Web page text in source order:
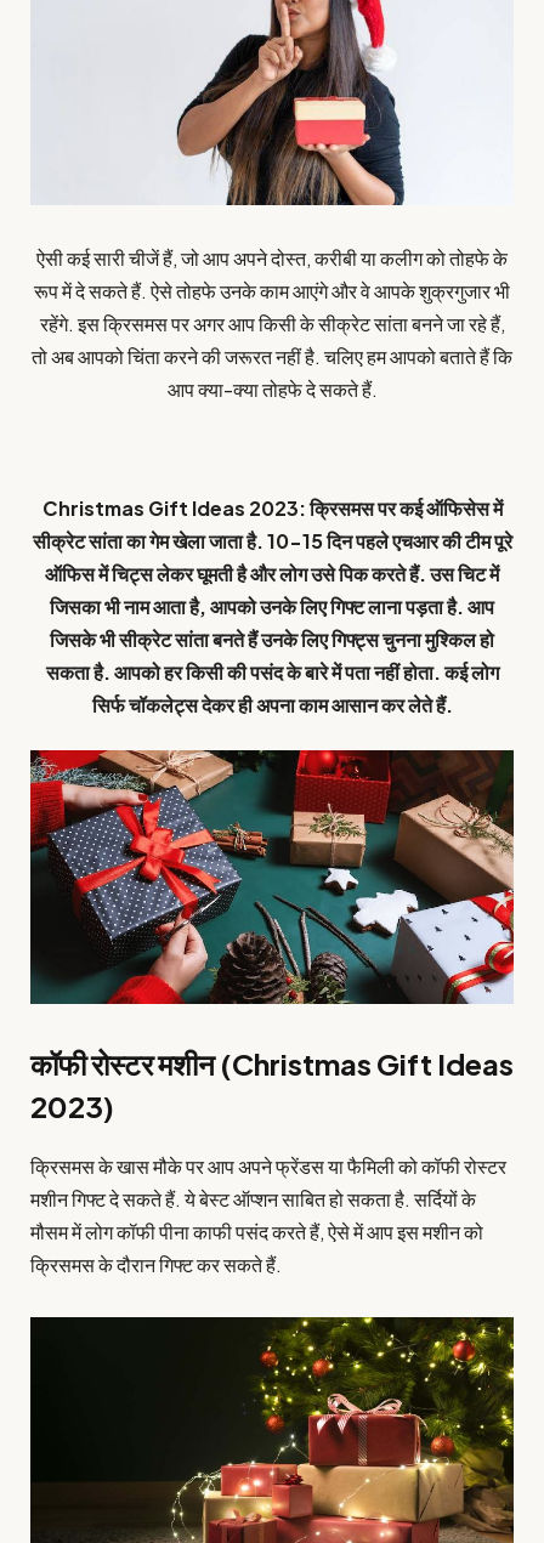
ऐसी कई सारी चीजें हैं, जो आप अपने दोस्त, करीबी या कलीग को तोहफे के
रूप में दे सकते हैं. ऐसे तोहफे उनके काम आएंगे और वे आपके शुक्रगुजार भी
रहेंगे. इस क्रिसमस पर अगर आप किसी के सीक्रेट सांता बनने जा रहे हैं,
तो अब आपको चिंता करने की जरूरत नहीं है. चलिए हम आपको बताते हैं कि
आप क्या-क्या तोहफे दे सकते हैं.
Christmas Gift Ideas 2023: क्रिसमस पर कई ऑफिसेस में
सीक्रेट सांता का गेम खेला जाता है. 10-15 दिन पहले एचआर की टीम पूरे
ऑफिस में चिट्स लेकर घूमती है और लोग उसे पिक करते हैं. उस चिट में
जिसका भी नाम आता है, आपको उनके लिए गिफ्ट लाना पड़ता है. आप
जिसके भी सीक्रेट सांता बनते हैं उनके लिए गिफ्ट्स चुनना मुश्किल हो
सकता है. आपको हर किसी की पसंद के बारे में पता नहीं होता. कई लोग
सिर्फ चॉकलेट्स देकर ही अपना काम आसान कर लेते हैं.
कॉफी रोस्टर मशीन (Christmas Gift Ideas
2023)
क्रिसमस के खास मौके पर आप अपने फ्रेंडस या फैमिली को कॉफी रोस्टर
मशीन गिफ्ट दे सकते हैं. ये बेस्ट ऑप्शन साबित हो सकता है. सर्दियों के
मौसम में लोग कॉफी पीना काफी पसंद करते हैं, ऐसे में आप इस मशीन को
क्रिसमस के दौरान गिफ्ट कर सकते हैं.